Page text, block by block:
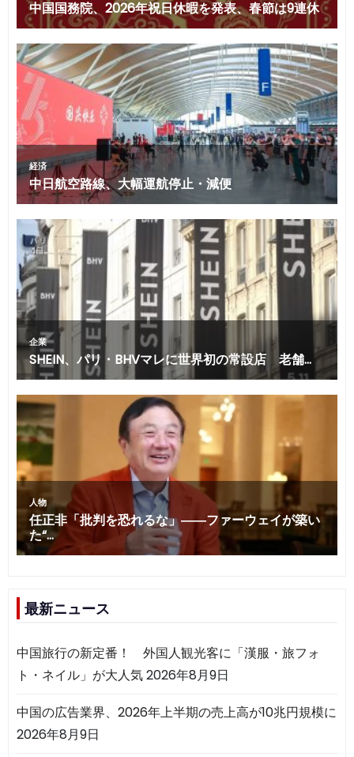
最新ニュース
中国旅行の新定番！ 外国人観光客に「漢服・旅フォ
ト・ネイル」が大人気2026年8月9日
中国の広告業界、2026年上半期の売上高が10兆円規模に
2026年8月9日